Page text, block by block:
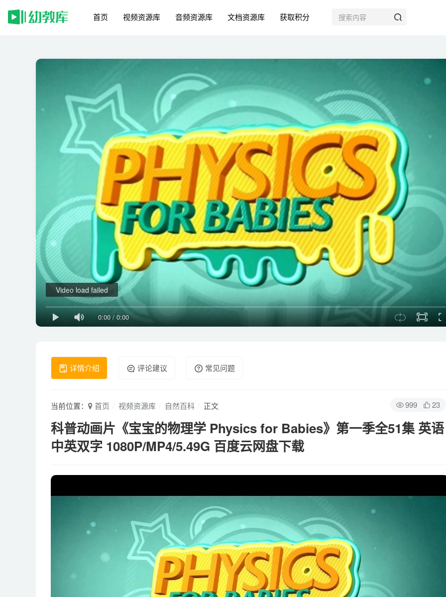
首页 视频资源库 音频资源库 文档资源库 获取积分
0:00/ 0:00
Video load failed
详情介绍 评论建议 常见问题
999 23
当前位置： 首页 视频资源库 自然百科 正文
科普动画片《宝宝的物理学 Physics for Babies》第一季全51集 英语
中英双字 1080P/MP4/5.49G 百度云网盘下载